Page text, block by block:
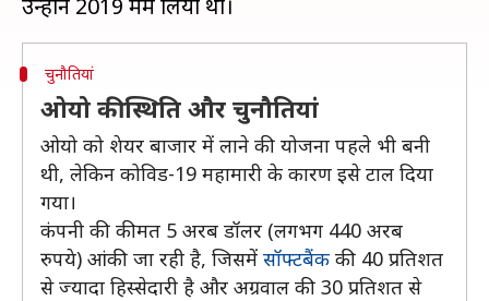
चुनौतियां
ओयो की स्थिति और चुनौतियां
ओयो को शेयर बाजार में लाने की योजना पहले भी बनी
थी, लेकिन कोविड-19 महामारी के कारण इसे टाल दिया
गया।
कंपनी की कीमत 5 अरब डॉलर (लगभग 440 अरब
रुपये) आंकी जा रही है, जिसमें सॉफ्टबैंक की 40 प्रतिशत
से ज्यादा हिस्सेदारी है और अग्रवाल की 30 प्रतिशत से